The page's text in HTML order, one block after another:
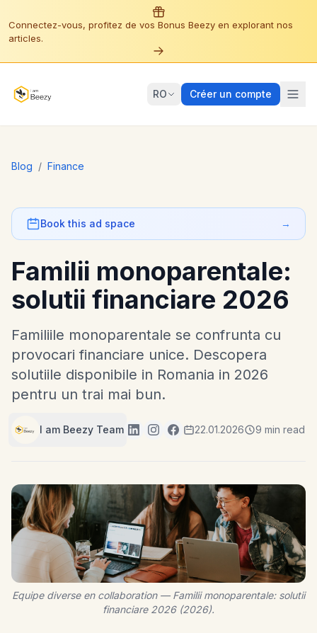
Connectez-vous, profitez de vos Bonus Beezy en explorant nos
articles.
RO Créer un compte
Blog / Finance
Book this ad space →
Familii monoparentale:
solutii financiare 2026
Familiile monoparentale se confrunta cu
provocari financiare unice. Descopera
solutiile disponibile in Romania in 2026
pentru un trai mai bun.
I am Beezy Team 22.01.2026 9 min read
Equipe diverse en collaboration — Familii monoparentale: solutii
financiare 2026 (2026).